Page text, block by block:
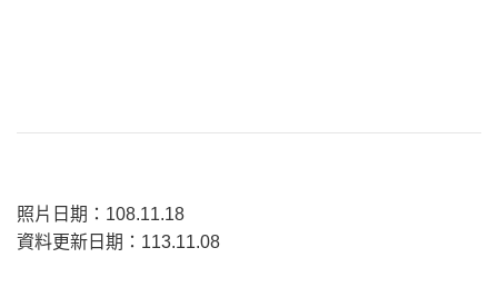
照片日期：108.11.18
資料更新日期：113.11.08